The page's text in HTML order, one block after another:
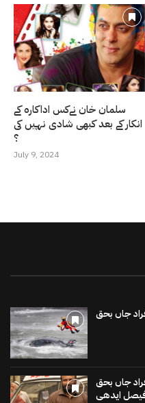
سلمان خان نےکس اداکارہ کے
انکار کے بعد کبھی شادی نہیں کی
؟
July 9, 2024
میں 5روز میں گرمی سے 427 افراد جاں بحق
ایدھی